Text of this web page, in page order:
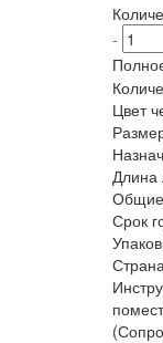
-
Цвет
Длина
Срок